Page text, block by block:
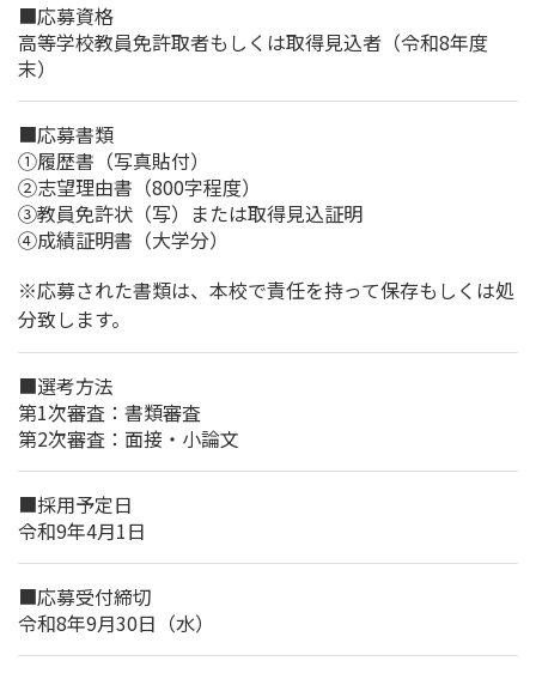
■応募資格
高等学校教員免許取者もしくは取得見込者（令和8年度
末）
■応募書類
①履歴書（写真貼付）
②志望理由書（800字程度）
③教員免許状（写）または取得見込証明
④成績証明書（大学分）
※応募された書類は、本校で責任を持って保存もしくは処
分致します。
■選考方法
第1次審査：書類審査
第2次審査：面接・小論文
■採用予定日
令和9年4月1日
■応募受付締切
令和8年9月30日（水）